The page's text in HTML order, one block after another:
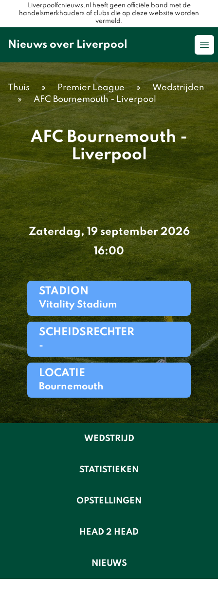
Liverpoolfcnieuws.nl heeft geen officiële band met de
handelsmerkhouders of clubs die op deze website worden
vermeld.
Nieuws over Liverpool
Thuis » Premier League »
Wedstrijden
»
AFC Bournemouth - Liverpool
AFC Bournemouth -
Liverpool
Zaterdag, 19 september 2026
16:00
STADION
Vitality Stadium
SCHEIDSRECHTER
-
LOCATIE
Bournemouth
WEDSTRIJD
STATISTIEKEN
OPSTELLINGEN
HEAD 2 HEAD
NIEUWS